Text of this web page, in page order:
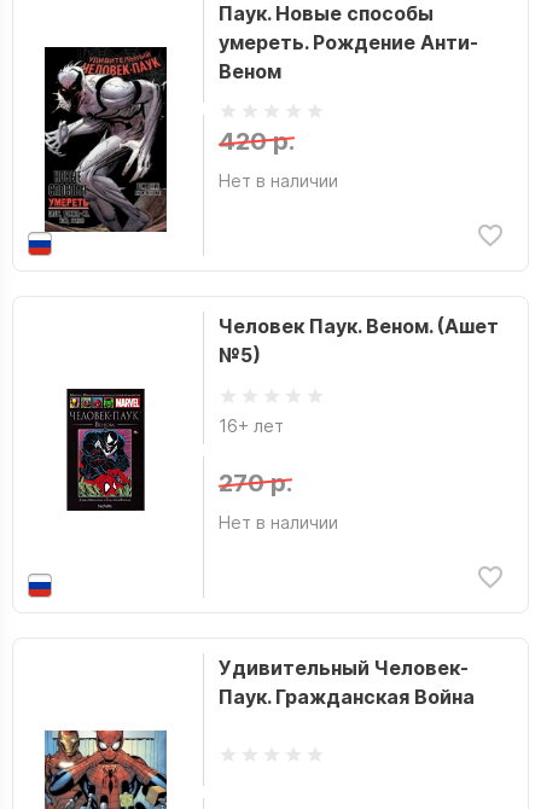
Паук. Новые способы
умереть. Рождение Анти-
Веном
420 р.
Нет в наличии
Человек Паук. Веном. (Ашет
№5)
16+ лет
270 р.
Нет в наличии
Удивительный Человек-
Паук. Гражданская Война